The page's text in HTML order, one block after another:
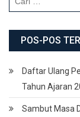
POS-POS
Daftar Ulang
Tahun Ajaran
Sambut Masa